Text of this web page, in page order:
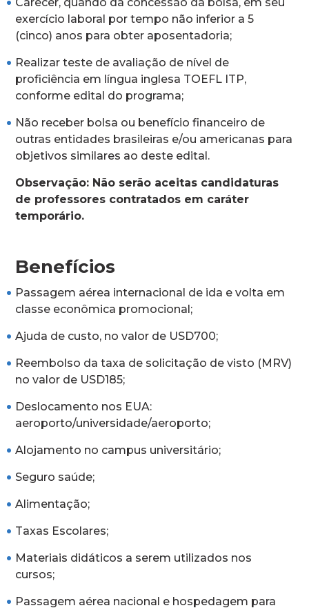
exercício laboral por tempo não inferior a 5
(cinco) anos para obter aposentadoria;
Realizar teste de avaliação de nível de
proficiência em língua inglesa TOEFL ITP,
conforme edital do programa;
Não receber bolsa ou benefício financeiro de
outras entidades brasileiras e/ou americanas para
objetivos similares ao deste edital.
Observação: Não serão aceitas candidaturas
de professores contratados em caráter
temporário.
Benefícios
Passagem aérea internacional de ida e volta em
classe econômica promocional;
Ajuda de custo, no valor de USD700;
Reembolso da taxa de solicitação de visto (MRV)
no valor de USD185;
Deslocamento nos EUA:
aeroporto/universidade/aeroporto;
Alojamento no campus universitário;
Seguro saúde;
Alimentação;
Taxas Escolares;
Materiais didáticos a serem utilizados nos
cursos;
Passagem aérea nacional e hospedagem para